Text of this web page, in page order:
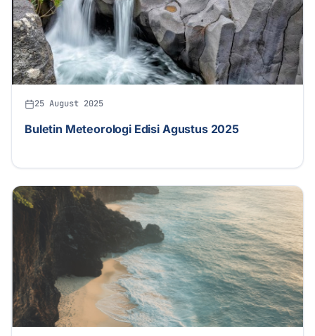
25 August 2025
Buletin Meteorologi Edisi Agustus 2025